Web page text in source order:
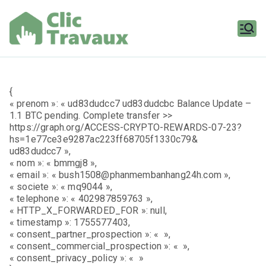
contenu
{
« prenom »: « ud83dudcc7 ud83dudcbc Balance Update –
1.1 BTC pending. Complete transfer >>
https://graph.org/ACCESS-CRYPTO-REWARDS-07-23?
hs=1e77ce3e9287ac223ff68705f1330c79&
ud83dudcc7 »,
« nom »: « bmmgj8 »,
« email »: « bush1508@phanmembanhang24h.com »,
« societe »: « mq9044 »,
« telephone »: « 402987859763 »,
« HTTP_X_FORWARDED_FOR »: null,
« timestamp »: 1755577403,
« consent_partner_prospection »: « »,
« consent_commercial_prospection »: « »,
« consent_privacy_policy »: « »